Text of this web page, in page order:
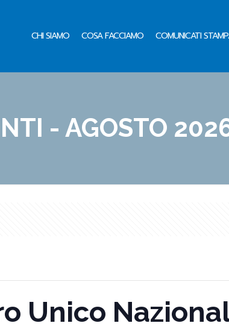
CHI SIAMO COSA FACCIAMO COMUNICATI
- AGOSTO
Unico